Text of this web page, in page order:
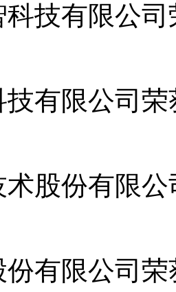
技有限公
有限公司
股份有限
有限公司